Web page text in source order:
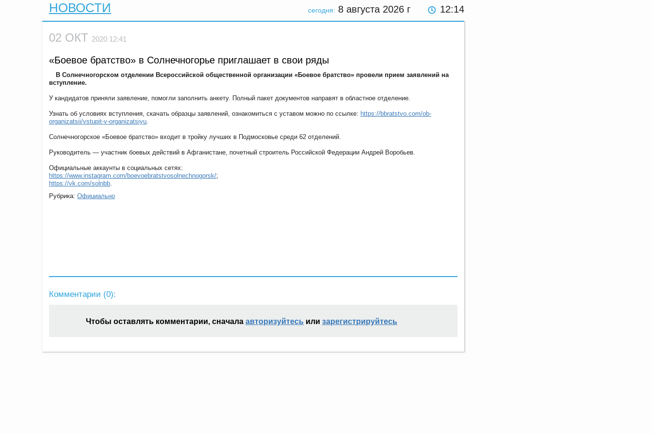
сегодня: 8 августа 2026 г 12:14
НОВОСТИ
02 ОКТ 2020 12:41
«Боевое братство» в Солнечногорье приглашает в свои ряды
В Солнечногорском отделении Всероссийской общественной организации «Боевое братство» провели прием заявлений на
вступление.
У кандидатов приняли заявление, помогли заполнить анкету. Полный пакет документов направят в областное отделение.
Узнать об условиях вступления, скачать образцы заявлений, ознакомиться с уставом можно по ссылке: https://bbratstvo.com/ob-
organizatsii/vstupit-v-organizatsiyu.
Солнечногорское «Боевое братство» входит в тройку лучших в Подмосковье среди 62 отделений.
Руководитель — участник боевых действий в Афганистане, почетный строитель Российской Федерации Андрей Воробьев.
Официальные аккаунты в социальных сетях:
https://www.instagram.com/boevoebratstvosolnechnogorsk/;
https://vk.com/solnbb.
Рубрика: Официально
Комментарии (0):
Чтобы оставлять комментарии, сначала авторизуйтесь или зарегистрируйтесь